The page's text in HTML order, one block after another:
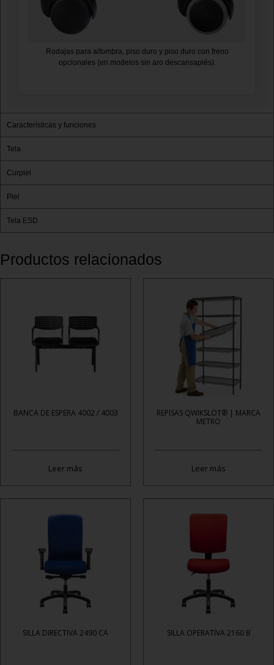
Rodajas para alfombra, piso duro y piso duro con freno
opcionales (en modelos sin aro descansapiés).
Características y funciones
Tela
Curpiel
Piel
Tela ESD
Productos relacionados
BANCA DE ESPERA 4002 / 4003
Leer más
REPISAS QWIKSLOT® | MARCA
METRO
Leer más
SILLA DIRECTIVA 2490 CA SILLA OPERATIVA 2160 B